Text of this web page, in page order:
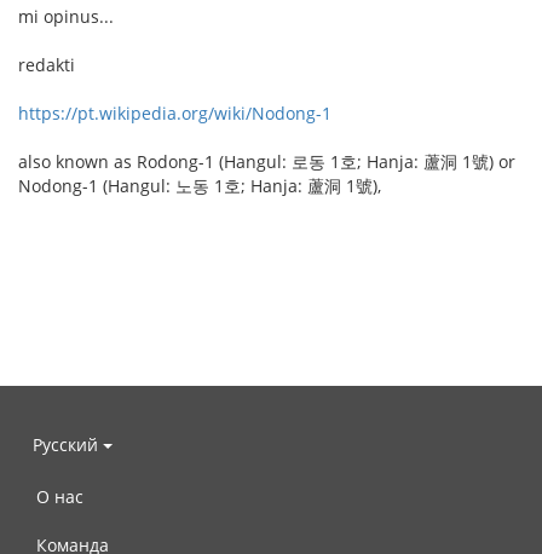
mi opinus...
redakti
https://pt.wikipedia.org/wiki/Nodong-1
also known as Rodong-1 (Hangul: 로동 1호; Hanja: 蘆洞 1號) or
Nodong-1 (Hangul: 노동 1호; Hanja: 蘆洞 1號),
Русский
О нас
Команда